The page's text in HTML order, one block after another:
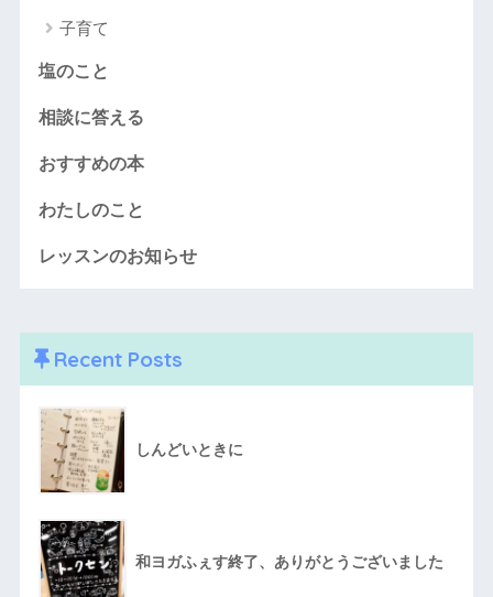
子育て
塩のこと
相談に答える
おすすめの本
わたしのこと
レッスンのお知らせ
Recent Posts
しんどいときに
和ヨガふぇす終了、ありがとうございました